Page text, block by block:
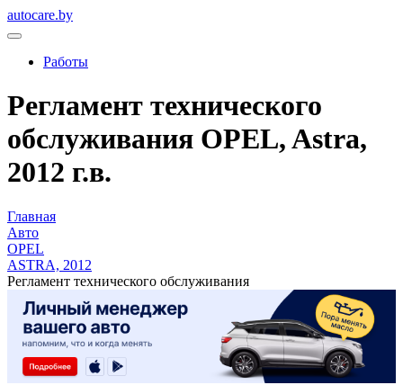
autocare.by
Работы
Регламент технического
обслуживания OPEL, Astra,
2012 г.в.
Главная
Авто
OPEL
ASTRA, 2012
Регламент технического обслуживания